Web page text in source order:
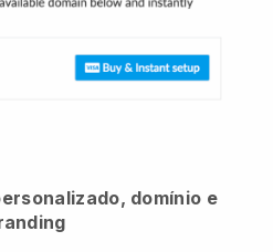
domínio e